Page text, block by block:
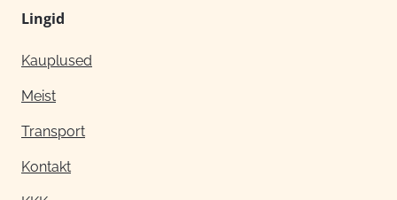
Lingid
Kauplused
Meist
Transport
Kontakt